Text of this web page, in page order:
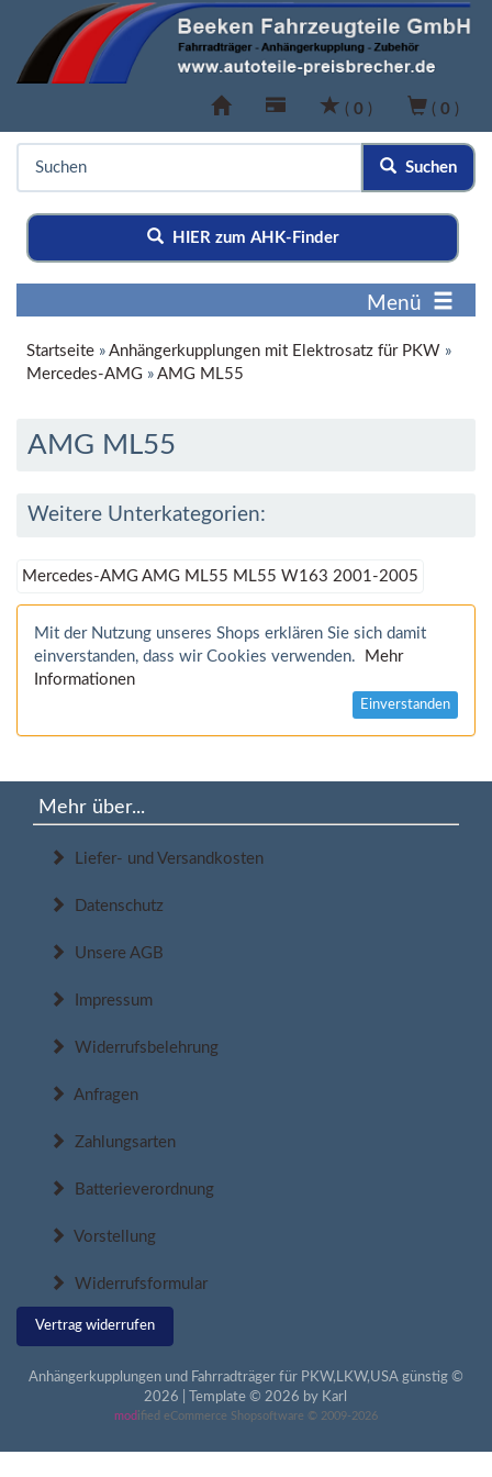
( 0 ) ( 0 )
Suchen
HIER zum AHK-Finder
Menü
Startseite » Anhängerkupplungen mit Elektrosatz für PKW »
Mercedes-AMG » AMG ML55
AMG ML55
Weitere Unterkategorien:
Mercedes-AMG AMG ML55 ML55 W163 2001-2005
Mit der Nutzung unseres Shops erklären Sie sich damit
einverstanden, dass wir Cookies verwenden.
Mehr
Informationen
Einverstanden
Mehr über...
Liefer- und Versandkosten
Datenschutz
Unsere AGB
Impressum
Widerrufsbelehrung
Anfragen
Zahlungsarten
Batterieverordnung
Vorstellung
Widerrufsformular
Vertrag widerrufen
Anhängerkupplungen und Fahrradträger für PKW,LKW,USA günstig ©
2026 | Template © 2026 by Karl
mod ified eCommerce Shopsoftware © 2009-2026